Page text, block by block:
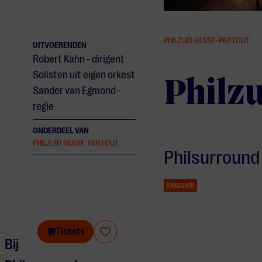
UITVOERENDEN
Robert Kahn - dirigent
Solisten uit eigen orkest
Sander van Egmond -
regie
ONDERDEEL VAN
PHILZUID PASSE-PARTOUT
PHILZUID PASSE-PARTOUT
Philsurround
Klassiek
Tickets
Bij